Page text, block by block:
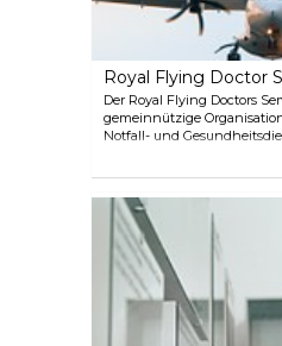
Royal Flying Doctor
Der Royal Flying Doctors
gemeinnützige
Notfall- und
leisten, die in Regionen
Springs und ist für die
Hier, in ihrem Museum,
in die Arbeit der
Rettungshubschrauber